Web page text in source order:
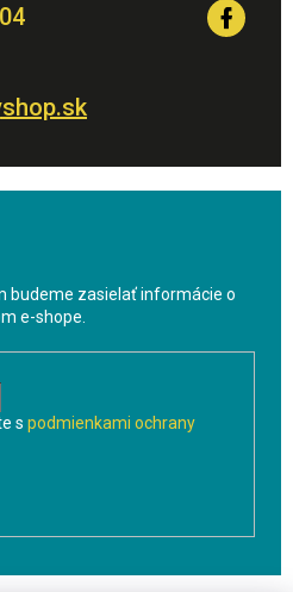
budeme zasielať informácie o
e-shope.
s podmienkami ochrany